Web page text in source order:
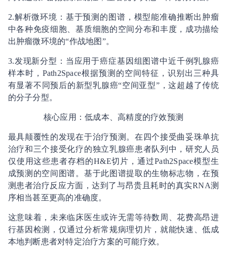
2.解析微环境：基于预测的图谱，模型能准确推断出肿瘤
中各种免疫细胞、基质细胞的空间分布和丰度，成功描绘
出肿瘤微环境的“作战地图”。
3.发现新分型：当应用于癌症基因组图谱中近千例乳腺癌
样本时，Path2Space根据预测的空间特征，识别出三种具
有显著不同预后的新型乳腺癌“空间亚型”，这超越了传统
的分子分型。
核心应用：低成本、高精度的疗效预测
最具颠覆性的发现在于治疗预测。在四个接受曲妥珠单抗
治疗和三个接受化疗的独立乳腺癌患者队列中，研究人员
仅使用这些患者存档的H&E切片，通过Path2Space模型生
成预测的空间图谱。基于此图谱提取的生物标志物，在预
测患者治疗反应方面，达到了与昂贵且耗时的真实RNA测
序相当甚至更高的准确度。
这意味着，未来临床医生或许无需等待数周、花费高昂进
行基因检测，仅通过分析常规病理切片，就能快速、低成
本地判断患者对特定治疗方案的可能疗效。